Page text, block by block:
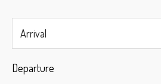
Arrival
Departure